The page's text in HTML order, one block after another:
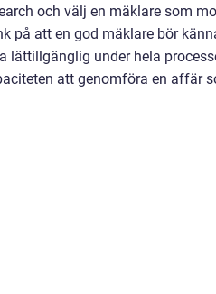
och välj en mäklare som
på att en god mäklare bör
lättillgänglig under hela
att genomföra en affär